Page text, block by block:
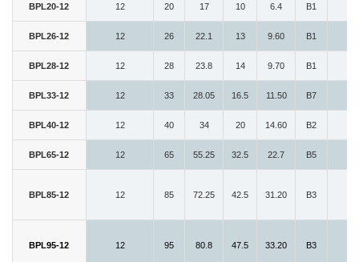
BPL20-12 12 20 17 10 6.4 B1
BPL26-12 12 26 22.1 13 9.60 B1
BPL28-12 12 28 23.8 14 9.70 B1
BPL33-12 12 33 28.05 16.5 11.50 B7
BPL40-12 12 40 34 20 14.60 B2
BPL65-12 12 65 55.25 32.5 22.7 B5
BPL85-12 12 85 72.25 42.5 31.20 B3
BPL95-12 12 95 80.8 47.5 33.20 B3